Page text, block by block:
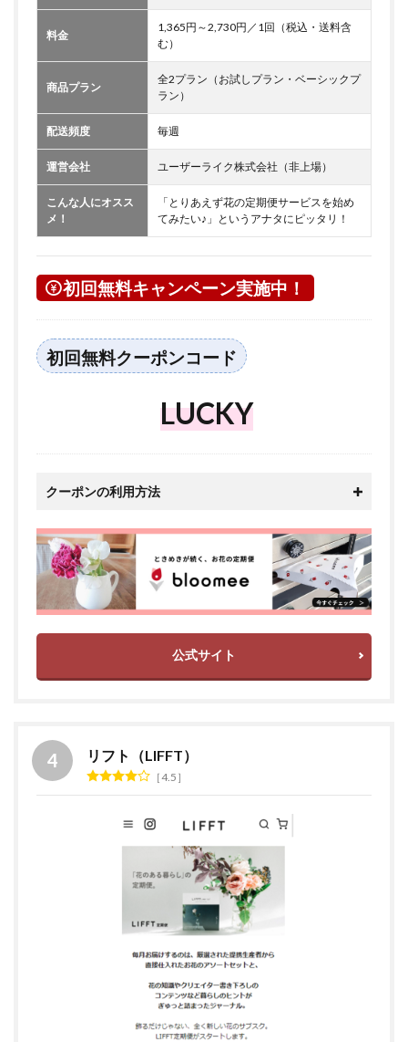
料金
1,365円～2,730円／1回（税込・送料含
む）
商品プラン
全2プラン（お試しプラン・ベーシックプ
ラン）
配送頻度 毎週
運営会社 ユーザーライク株式会社（非上場）
こんな人にオスス
メ！
「とりあえず花の定期便サービスを始め
てみたい♪」というアナタにピッタリ！
初回無料キャンペーン実施中！
初回無料クーポンコード
LUCKY
クーポンの利用方法
公式サイト
リフト（LIFFT）
4.5